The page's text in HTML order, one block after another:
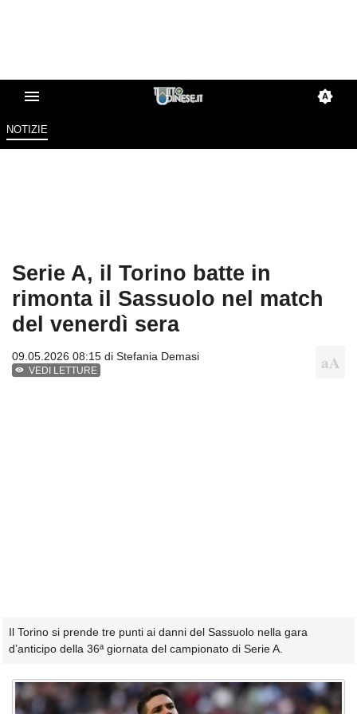
NOTIZIE
Serie A, il Torino batte in
rimonta il Sassuolo nel match
del venerdì sera
09.05.2026 08:15 di Stefania Demasi
VEDI LETTURE
Il Torino si prende tre punti ai danni del Sassuolo nella gara
d’anticipo della 36ª giornata del campionato di Serie A.